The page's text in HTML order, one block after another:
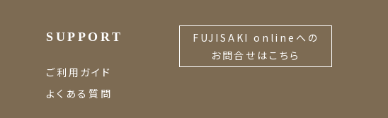
SUPPORT
ご利用ガイド
よくある質問
FUJISAKI onlineへの
お問合せはこちら